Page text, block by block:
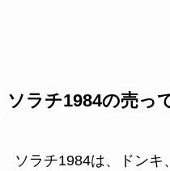
ソラチ1984の売っ
ソラチ1984は、ドン